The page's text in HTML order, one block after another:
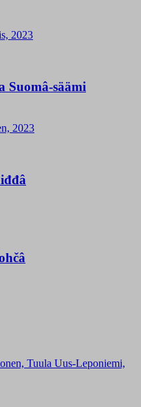
2023
Suomâ-säämi
2023
Tuula Uus-Leponiemi,